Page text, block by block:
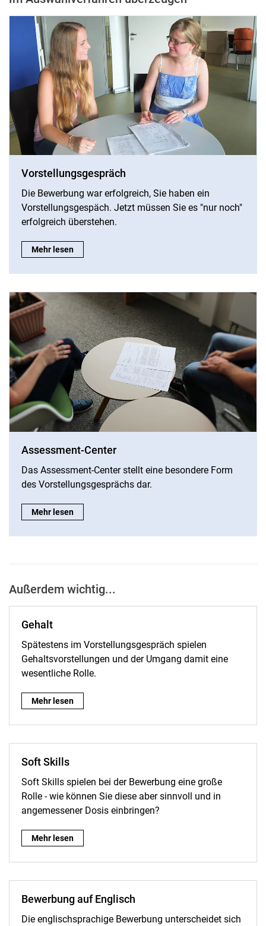
Vorstellungsgespräch
Die Bewerbung war erfolgreich, Sie haben ein
Vorstellungsgespäch. Jetzt müssen Sie es "nur noch"
erfolgreich überstehen.
Vorstellungsgespräch:
Mehr lesen
Assessment-Center
Das Assessment-Center stellt eine besondere Form
des Vorstellungsgesprächs dar.
Assessment-Center:
Mehr lesen
Außerdem wichtig...
Gehalt
Spätestens im Vorstellungsgespräch spielen
Gehaltsvorstellungen und der Umgang damit eine
wesentliche Rolle.
Gehalt:
Mehr lesen
Soft Skills
Soft Skills spielen bei der Bewerbung eine große
Rolle - wie können Sie diese aber sinnvoll und in
angemessener Dosis einbringen?
Soft Skills:
Mehr lesen
Bewerbung auf Englisch
Die englischsprachige Bewerbung unterscheidet sich